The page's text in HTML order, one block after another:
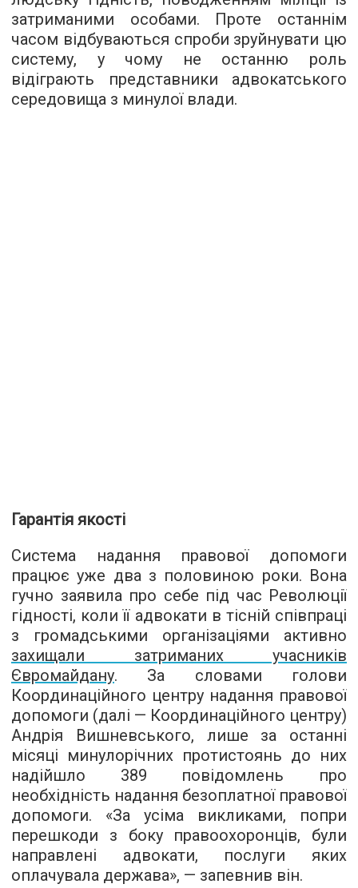
затриманими особами. Проте останнім
часом відбуваються спроби зруйнувати цю
систему, у чому не останню роль
відіграють представники адвокатського
середовища з минулої влади.
Гарантія якості
Система надання правової допомоги
працює уже два з половиною роки. Вона
гучно заявила про себе під час Революції
гідності, коли її адвокати в тісній співпраці
з громадськими організаціями активно
захищали затриманих учасників
Євромайдану. За словами голови
Координаційного центру надання правової
допомоги (далі — Координаційного центру)
Андрія Вишневського, лише за останні
місяці минулорічних протистоянь до них
надійшло 389 повідомлень про
необхідність надання безоплатної правової
допомоги. «За усіма викликами, попри
перешкоди з боку правоохоронців, були
направлені адвокати, послуги яких
оплачувала держава», — запевнив він.